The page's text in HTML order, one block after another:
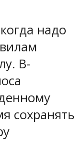
надо
В-
сохранять